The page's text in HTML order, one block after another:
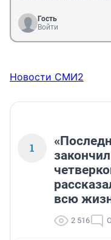
Гость
Войти
Новости СМИ2
1
всю
2 516